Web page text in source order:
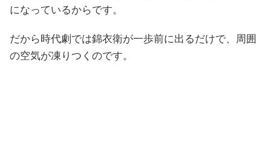
になっているからです。
だから時代劇では錦衣衛が一歩前に出るだけで、周囲
の空気が凍りつくのです。